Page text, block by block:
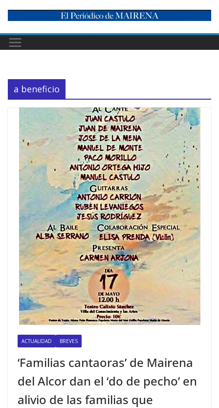
content
a beneficio
ACTUALIDAD BREVES
‘Familias cantaoras’ de Mairena
del Alcor dan el ‘do de pecho’ en
alivio de las familias que